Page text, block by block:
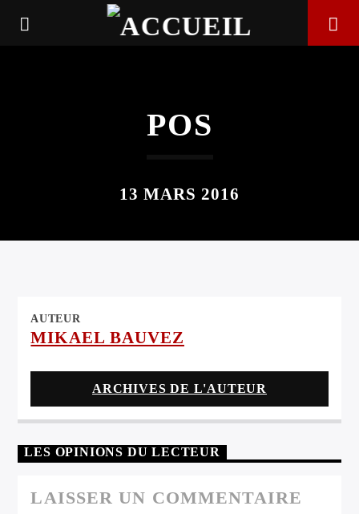
TITRE
ARTISTE
POS
13 MARS 2016
AUTEUR
MIKAEL BAUVEZ
ARCHIVES DE L'AUTEUR
LES OPINIONS DU LECTEUR
LAISSER UN COMMENTAIRE